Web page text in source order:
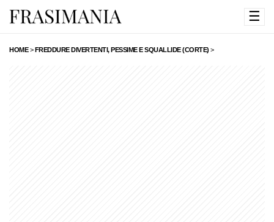
☰
HOME>FREDDURE DIVERTENTI, PESSIME E SQUALLIDE (CORTE) >